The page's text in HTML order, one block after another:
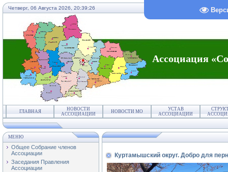
Четверг, 06 Августа 2026, 20:39:27
Ассоциация
ГЛАВНАЯ
НОВОСТИ
АССОЦИАЦИИ
НОВОСТИ МО
УСТАВ
АССОЦИАЦИИ
МЕНЮ
Общее Собрание членов
Ассоциации
Заседания Правления
Ассоциации
Куртамышский округ. Добро для